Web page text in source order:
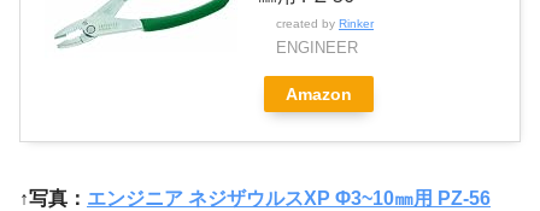
created by Rinker
ENGINEER
Amazon
↑写真： エンジニア ネジザウルスXP Φ3~10㎜用 PZ-56